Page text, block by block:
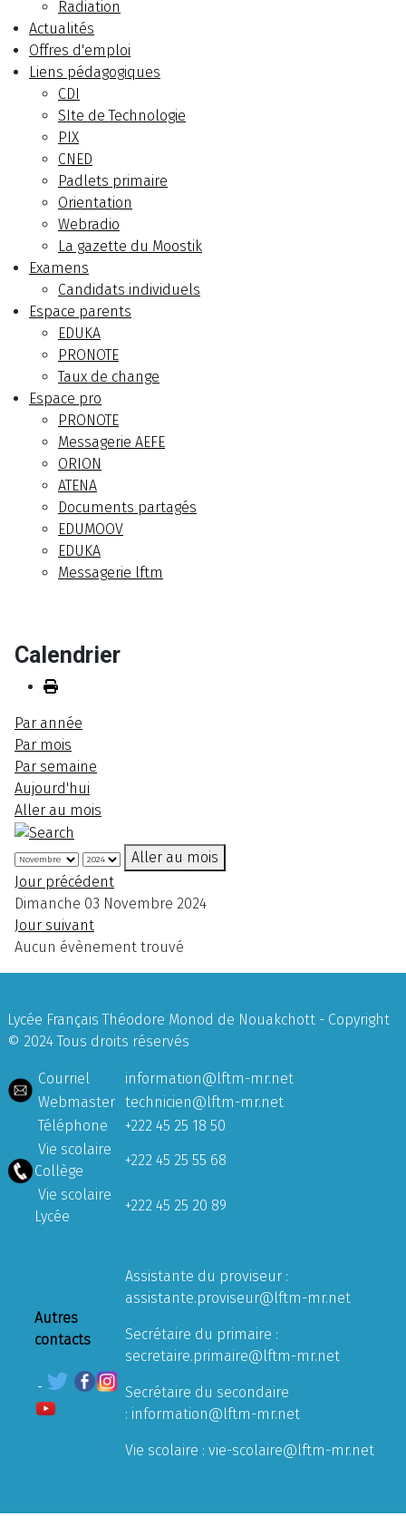
Radiation
Actualités
Offres d'emploi
Liens pédagogiques
CDI
SIte de Technologie
PIX
CNED
Padlets primaire
Orientation
Webradio
La gazette du Moostik
Examens
Candidats individuels
Espace parents
EDUKA
PRONOTE
Taux de change
Espace pro
PRONOTE
Messagerie AEFE
ORION
ATENA
Documents partagés
EDUMOOV
EDUKA
Messagerie lftm
Calendrier
Par année
Par mois
Par semaine
Aujourd'hui
Aller au mois
Aller au mois
Jour précédent
Dimanche 03 Novembre 2024
Jour suivant
Aucun évènement trouvé
Lycée Français Théodore Monod de Nouakchott - Copyright
© 2024 Tous droits réservés
Courriel
information@lftm-mr.net
Webmaster technicien@lftm-mr.net
Téléphone
+222 45 25 18 50
Vie scolaire
Collège
+222 45 25 55 68
Vie scolaire
Lycée
+222 45 25 20 89
Autres
contacts
Assistante du proviseur :
assistante.proviseur@lftm-mr.net
Secrétaire du primaire :
secretaire.primaire@lftm-mr.net
Secrétaire du secondaire
: information@lftm-mr.net
Vie scolaire : vie-scolaire@lftm-mr.net